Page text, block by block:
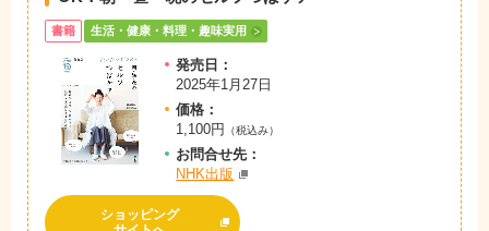
書籍 生活・健康・料理・趣味実用
発売日：
2025年1月27日
価格：
1,100円
（税込み）
お問合せ先：
NHK出版
ショッピング